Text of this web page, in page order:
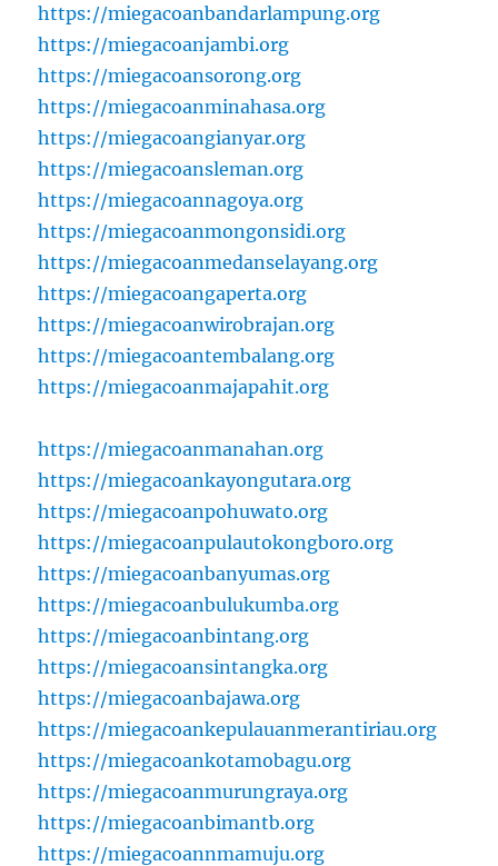
https://miegacoanbandarlampung.org
https://miegacoanjambi.org
https://miegacoansorong.org
https://miegacoanminahasa.org
https://miegacoangianyar.org
https://miegacoansleman.org
https://miegacoannagoya.org
https://miegacoanmongonsidi.org
https://miegacoanmedanselayang.org
https://miegacoangaperta.org
https://miegacoanwirobrajan.org
https://miegacoantembalang.org
https://miegacoanmajapahit.org
https://miegacoanmanahan.org
https://miegacoankayongutara.org
https://miegacoanpohuwato.org
https://miegacoanpulautokongboro.org
https://miegacoanbanyumas.org
https://miegacoanbulukumba.org
https://miegacoanbintang.org
https://miegacoansintangka.org
https://miegacoanbajawa.org
https://miegacoankepulauanmerantiriau.org
https://miegacoankotamobagu.org
https://miegacoanmurungraya.org
https://miegacoanbimantb.org
https://miegacoannmamuju.org